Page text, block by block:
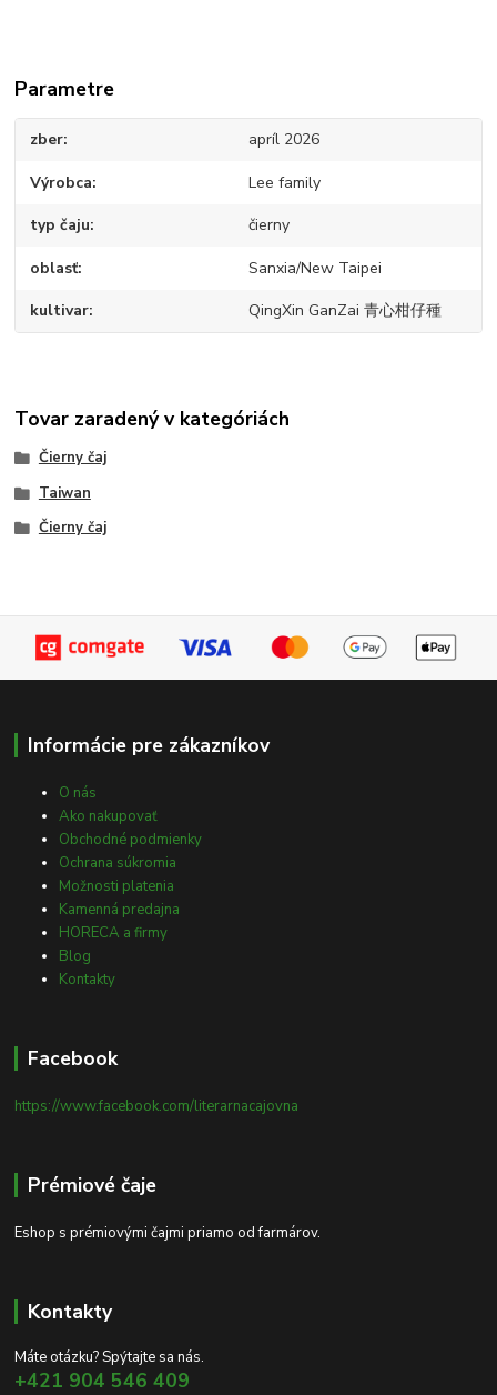
Parametre
zber apríl 2026
Výrobca Lee family
typ čaju čierny
oblasť Sanxia/New Taipei
kultivar QingXin GanZai 青心柑仔種
Tovar zaradený v kategóriách
Čierny čaj
Taiwan
Čierny čaj
Informácie pre zákazníkov
O nás
Ako nakupovať
Obchodné podmienky
Ochrana súkromia
Možnosti platenia
Kamenná predajna
HORECA a firmy
Blog
Kontakty
Facebook
https://www.facebook.com/literarnacajovna
Prémiové čaje
Eshop s prémiovými čajmi priamo od farmárov.
Kontakty
Máte otázku? Spýtajte sa nás.
+421 904 546 409